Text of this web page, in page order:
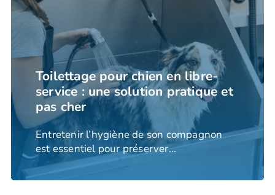
Toilettage pour chien en libre-
service : une solution pratique et
pas cher
Entretenir l’hygiène de son compagnon
est essentiel pour préserver...